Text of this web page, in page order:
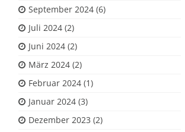
September 2024 (6)
Juli 2024 (2)
Juni 2024 (2)
März 2024 (2)
Februar 2024 (1)
Januar 2024 (3)
Dezember 2023 (2)